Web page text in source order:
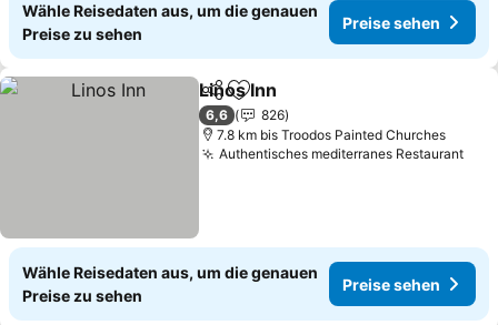
Wähle Reisedaten aus, um die genauen
Preise zu sehen
Preise sehen
TeilenZu Favoriten hinzufügen
Linos Inn
6,6
826
7.8 km bis Troodos Painted Churches
Authentisches mediterranes Restaurant
Wähle Reisedaten aus, um die genauen
Preise zu sehen
Preise sehen